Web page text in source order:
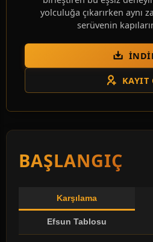
yolculuğa çıkarırken aynı
serüvenin
KAYIT
BAŞLANGIÇ
Karşılama
Efsun Tablosu